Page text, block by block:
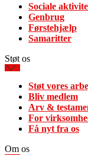
Sociale
Genbrug
Førstehjælp
Samaritter
Støt os
Støt vores
Bliv medlem
Arv &
For
Få nyt fra os
Om os